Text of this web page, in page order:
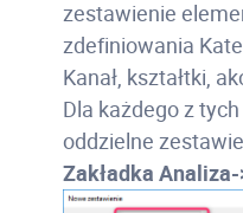
zestawienie
zdefiniowania
Kanał, kształtki,
Dla każdego z
oddzielne
Zakładka